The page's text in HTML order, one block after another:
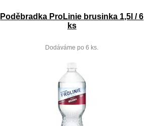
Poděbradka ProLinie brusinka 1,5l / 6
ks
Dodáváme po 6 ks.